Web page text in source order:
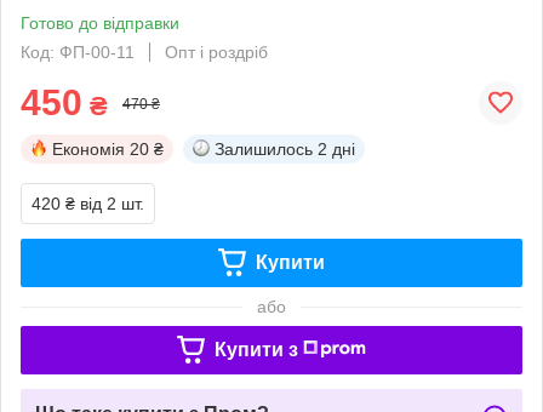
Готово до відправки
Код: ФП-00-11
Опт і роздріб
450 ₴ 470 ₴
Економія 20 ₴ Залишилось 2 дні
420 ₴ від 2 шт.
Купити
або
Купити з